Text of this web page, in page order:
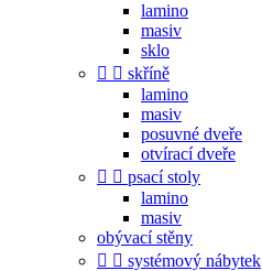
lamino
masiv
sklo
  skříně
lamino
masiv
posuvné dveře
otvírací dveře
  psací stoly
lamino
masiv
obývací stěny
  systémový nábytek